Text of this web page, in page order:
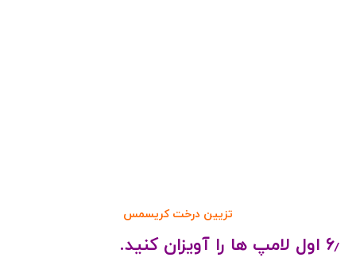
تزیین درخت کریسمس
۶٫ اول لامپ ها را آویزان کنید.